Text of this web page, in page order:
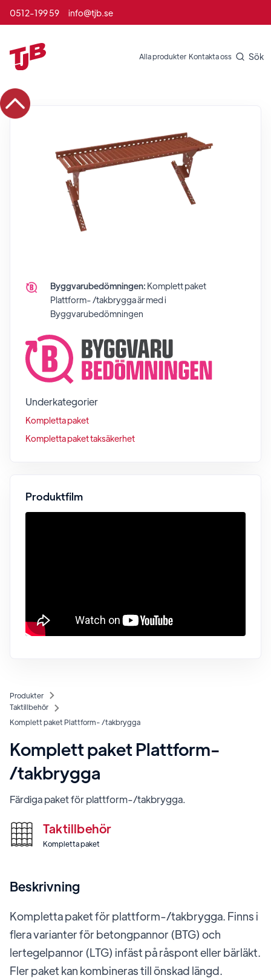
0512-199 59 info@tjb.se
Alla produkter Kontakta oss Sök
Produkter
Taktillbehör
Komplett paket Plattform- /takbrygga
Komplett paket Plattform-
/takbrygga
Färdiga paket för plattform-/takbrygga.
Taktillbehör
Kompletta paket
Beskrivning
Kompletta paket för plattform-/takbrygga. Finns i
flera varianter för betongpannor (BTG) och
lertegelpannor (LTG) infäst på råspont eller bärläkt.
Fler paket kan kombineras till önskad längd.
Byggvarubedömningen: Komplett paket
Plattform- /takbryggaär med i
Byggvarubedömningen
Underkategorier
Kompletta paket
Kompletta paket taksäkerhet
Produktfilm